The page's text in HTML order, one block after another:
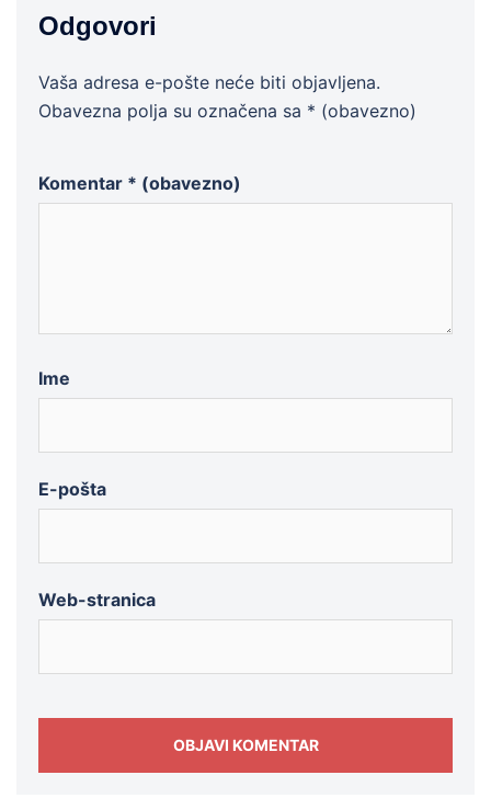
Odgovori
Vaša adresa e-pošte neće biti objavljena.
Obavezna polja su označena sa * (obavezno)
Komentar * (obavezno)
Ime
E-pošta
Web-stranica